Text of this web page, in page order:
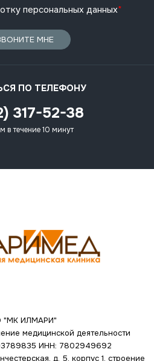
персональных данных*
МНЕ
ПО ТЕЛЕФОНУ
317-52-38
в течение 10 минут
ИЛМАРИ"
медицинской деятельности
ИНН: 7802949692
д. 5, корпус 1, строение